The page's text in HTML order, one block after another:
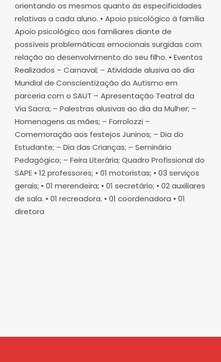
orientando os mesmos quanto às especificidades
relativas a cada aluno. • Apoio psicológico à família
Apoio psicológico aos familiares diante de
possíveis problemáticas emocionais surgidas com
relação ao desenvolvimento do seu filho. • Eventos
Realizados – Carnaval; – Atividade alusiva ao dia
Mundial de Conscientização do Autismo em
parceria com o SAUT – Apresentação Teatral da
Via Sacra; – Palestras alusivas ao dia da Mulher; –
Homenagens as mães; – Forrolozzi –
Comemoração aos festejos Juninos; – Dia do
Estudante; – Dia das Crianças; – Seminário
Pedagógico; – Feira Literária; Quadro Profissional do
SAPE • 12 professores; • 01 motoristas; • 03 serviços
gerais; • 01 merendeira; • 01 secretário; • 02 auxiliares
de sala. • 01 recreadora. • 01 coordenadora • 01
diretora